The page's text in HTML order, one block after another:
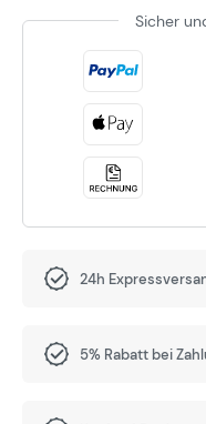
Sicher
24h
5% Rabatt bei